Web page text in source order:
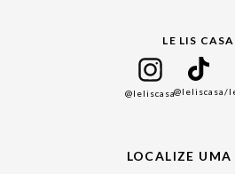
LE LIS CASA
@leliscasa@leliscasa/
LOCALIZE UMA